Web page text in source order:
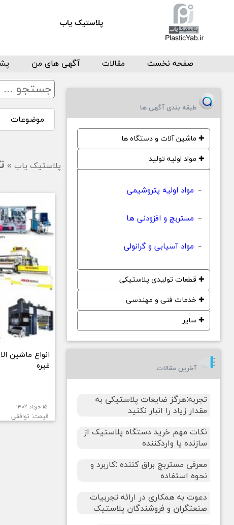
پلاستیک یاب
صفحه نخست مقالات آگهی های من
موضوعات
پلاستیک یاب »
انواع ماشین
غیره
۱۵ خرداد ۱۴۰۲
قیمت: توافقی
طبقه بندی آگهی ها
✚ماشین آلات و دستگاه ها
✚مواد اولیه تولید
− مواد اولیه پتروشیمی
− مستربچ و افزودنی ها
− مواد آسیابی و گرانولی
✚قطعات تولیدی پلاستیکی
✚خدمات فنی و مهندسی
✚سایر
آخرین مقالات
تجربه:هرگز ضایعات پلاستیکی به
مقدار زیاد را انبار نکنید
نکات مهم خرید دستگاه پلاستیک از
سازنده یا واردکننده
معرفی مستربچ براق کننده :کاربرد و
نحوه استفاده
دعوت به همکاری در ارائه تجربیات
صنعتگران و فروشندگان پلاستیک